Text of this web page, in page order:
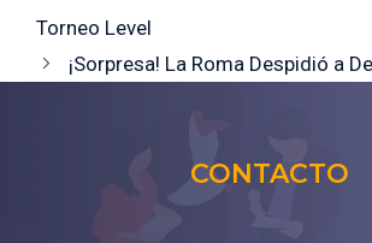
Torneo Level
¡Sorpresa! La Roma Despidió a
CONTACTO